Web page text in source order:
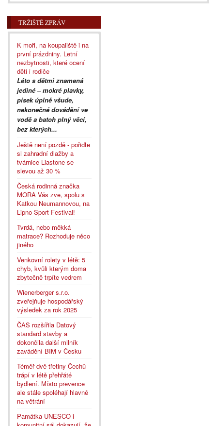
TRŽIŠTĚ ZPRÁV
K moři, na koupaliště i na
první prázdniny. Letní
nezbytnosti, které ocení
děti i rodiče
Léto s dětmi znamená
jediné – mokré plavky,
písek úplně všude,
nekonečné dovádění ve
vodě a batoh plný věcí,
bez kterých...
Ještě není pozdě - pořiďte
si zahradní dlažby a
tvárnice Liastone se
slevou až 30 %
Česká rodinná značka
MORA Vás zve, spolu s
Katkou Neumannovou, na
Lipno Sport Festival!
Tvrdá, nebo měkká
matrace? Rozhoduje něco
jiného
Venkovní rolety v létě: 5
chyb, kvůli kterým doma
zbytečně trpíte vedrem
Wienerberger s.r.o.
zveřejňuje hospodářský
výsledek za rok 2025
ČAS rozšířila Datový
standard stavby a
dokončila další milník
zavádění BIM v Česku
Téměř dvě třetiny Čechů
trápí v létě přehřáté
bydlení. Místo prevence
ale stále spoléhají hlavně
na větrání
Památka UNESCO i